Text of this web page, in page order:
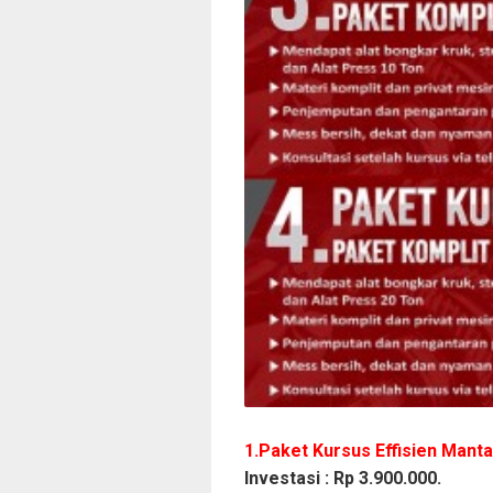
1.Paket Kursus Effisien
Investasi : Rp 3.900.000.